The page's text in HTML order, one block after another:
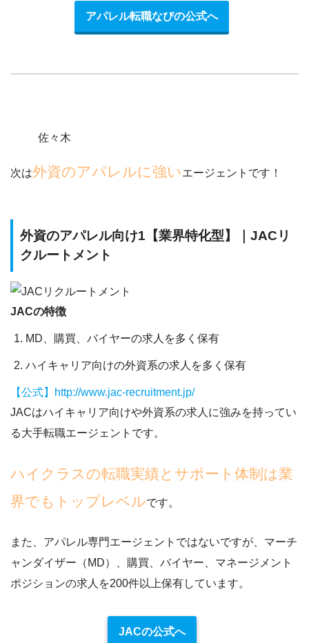
アパレル転職なびの公式へ
佐々木
次は外資のアパレルに強いエージェントです！
外資のアパレル向け1【業界特化型】｜JACリ
クルートメント
JACの特徴
MD、購買、バイヤーの求人を多く保有
ハイキャリア向けの外資系の求人を多く保有
【公式】http://www.jac-recruitment.jp/
JACはハイキャリア向けや外資系の求人に強みを持ってい
る大手転職エージェントです。
ハイクラスの転職実績とサポート体制は業
界でもトップレベルです。
また、 アパレル専門エージェントではないですが、マーチ
ャンダイザー（MD）、購買、バイヤー、マネージメント
ポジションの求人を200件以上保有しています。
JACの公式へ